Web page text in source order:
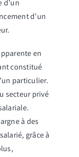
d’un
d’un
en
constitué
particulier.
secteur privé
à des
grâce à